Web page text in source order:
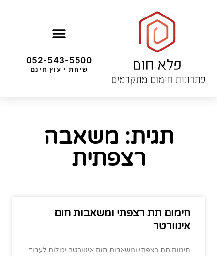
052-543-5500
שיחת ייעוץ חינם
תגית: משאבה
רצפתית
חימום תת רצפתי ומשאבות חום
אינוורטר
חימום תת רצפתי ומשאבות חום אינוורטר יכולות לעבוד